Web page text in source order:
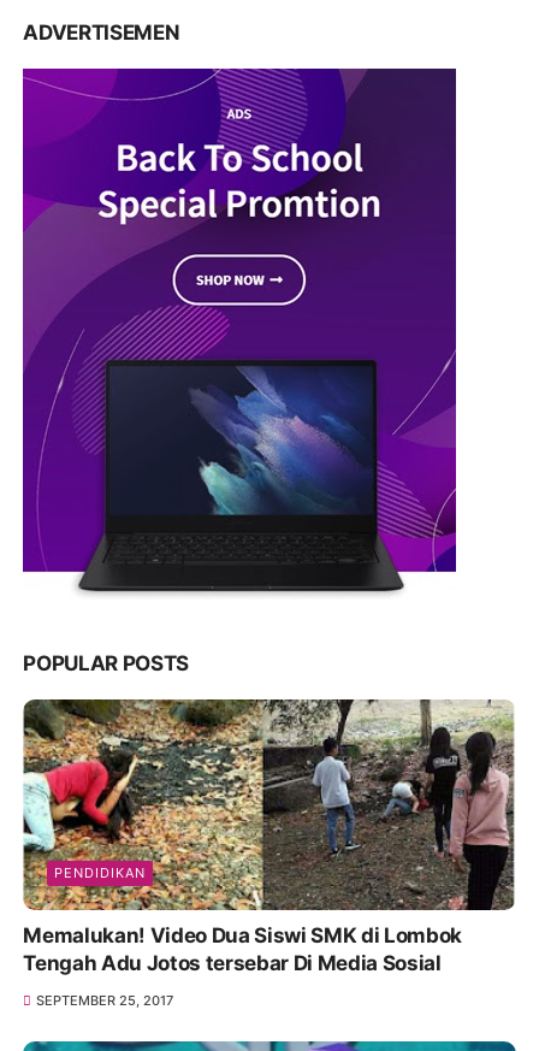
ADVERTISEMEN
POPULAR POSTS
PENDIDIKAN
Memalukan! Video Dua Siswi SMK di Lombok
Tengah Adu Jotos tersebar Di Media Sosial
SEPTEMBER 25, 2017